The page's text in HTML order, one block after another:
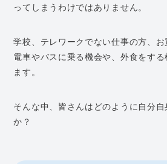
ってしまうわけではありません。
学校、テレワークでない仕事の方、
電車やバスに乗る機会や、外食をす
ます。
そんな中、皆さんはどのように自分
か？